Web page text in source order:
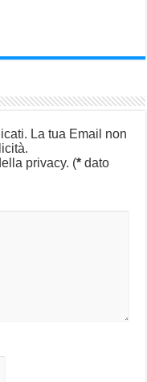
La tua Email non
privacy. (* dato